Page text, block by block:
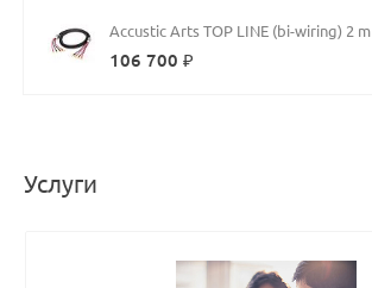
Accustic Arts TOP LINE (bi-wiring) 2 m
106 700 ₽
Услуги